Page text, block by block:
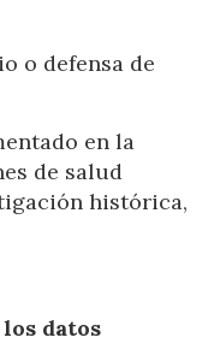
o defensa de
en la
de salud
histórica,
datos
para recopilar
nuestros servicios.
de la
tiene la posibilidad
si así lo desea,
duro, aunque